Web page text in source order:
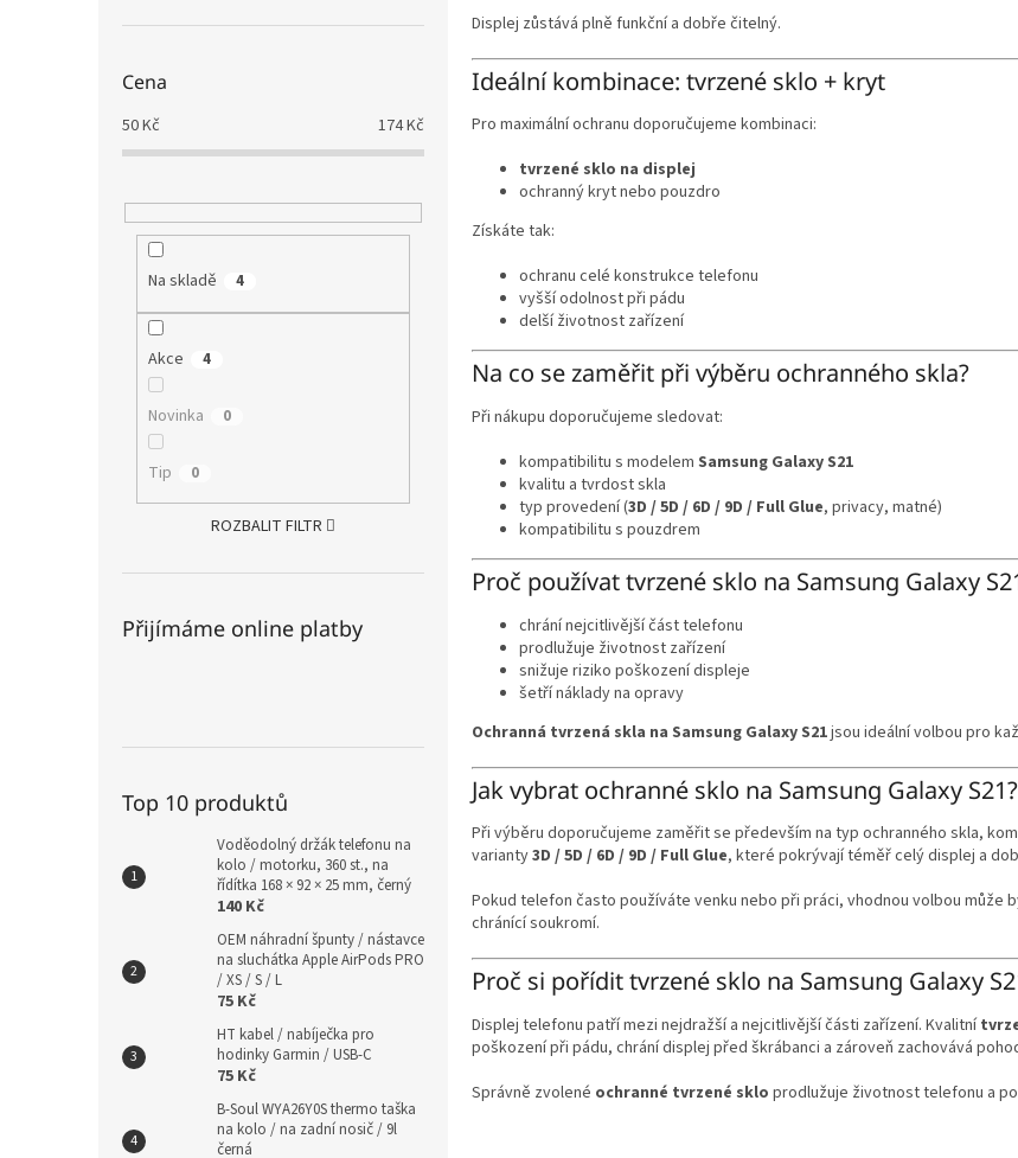
Cena
50Kč 174Kč
Na skladě 4
Akce 4
Novinka 0
Tip 0
ROZBALIT FILTR
Přijímáme online platby
Top 10 produktů
Voděodolný držák telefonu na
kolo / motorku, 360 st., na
řídítka 168 × 92 × 25 mm, černý
140 Kč
OEM náhradní špunty / nástavce
na sluchátka Apple AirPods PRO
/ XS / S / L
75 Kč
HT kabel / nabíječka pro
hodinky Garmin / USB-C
75 Kč
B-Soul WYA26Y0S thermo taška
na kolo / na zadní nosič / 9l
černá
Displej zůstává plně funkční a dobře čitelný.
Ideální kombinace: tvrzené sklo + kryt
Pro maximální ochranu doporučujeme kombinaci:
tvrzené sklo na displej
ochranný kryt nebo pouzdro
Získáte tak:
ochranu celé konstrukce telefonu
vyšší odolnost při pádu
delší životnost zařízení
Na co se zaměřit při výběru ochranného skla?
Při nákupu doporučujeme sledovat:
kompatibilitu s modelem Samsung Galaxy S21
kvalitu a tvrdost skla
typ provedení (3D / 5D / 6D / 9D / Full Glue, privacy, matné)
kompatibilitu s pouzdrem
Proč používat tvrzené sklo na Samsung Galaxy
chrání nejcitlivější část telefonu
prodlužuje životnost zařízení
snižuje riziko poškození displeje
šetří náklady na opravy
Ochranná tvrzená skla na Samsung Galaxy S21jsou ideální volbou pro
Jak vybrat ochranné sklo na Samsung Galaxy S21?
Při výběru doporučujeme zaměřit se především na typ ochranného skla,
varianty3D / 5D / 6D / 9D / Full Glue, které pokrývají téměř celý displej a
Pokud telefon často používáte venku nebo při práci, vhodnou volbou může
chránící soukromí.
Proč si pořídit tvrzené sklo na Samsung Galaxy
Displej telefonu patří mezi nejdražší a nejcitlivější části zařízení. Kvalitní
poškození při pádu, chrání displej před škrábanci a zároveň zachovává
Správně zvolené ochranné tvrzené sklo prodlužuje životnost telefonu a